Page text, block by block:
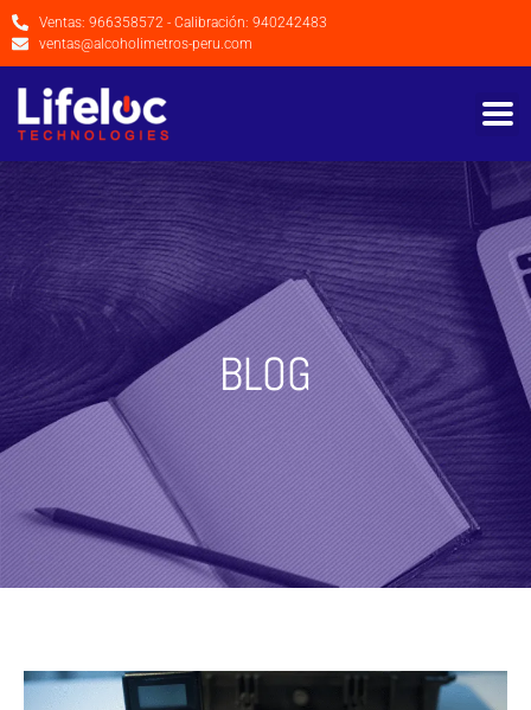
Ventas: 966358572 - Calibración: 940242483
ventas@alcoholimetros-peru.com
BLOG